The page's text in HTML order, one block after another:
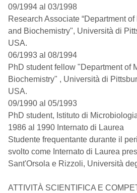
09/1994 al 03/1998
Research Associate “Department
and Biochemistry", Università di
USA.
06/1993 al 08/1994
PhD student fellow "Department of
Biochemistry" , Università di
USA.
09/1990 al 05/1993
PhD student, Istituto di
1986 al 1990 Internato di Laurea
Studente frequentante durante il
svolto come Internato di Laurea
Sant'Orsola e Rizzoli, Università
ATTIVITÀ SCIENTIFICA E